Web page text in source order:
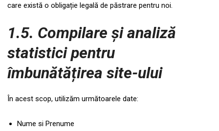
care există o obligație legală de păstrare pentru noi.
1.5. Compilare și analiză
statistici pentru
îmbunătățirea site-ului
În acest scop, utilizăm următoarele date:
Nume si Prenume